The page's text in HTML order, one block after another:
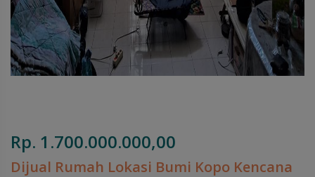
Rp. 1.700.000.000,00
Dijual Rumah Lokasi Bumi Kopo Kencana